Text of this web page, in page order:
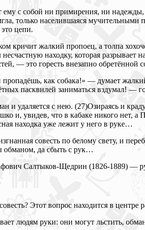
с собой ни примирения, ни
только населившаяся
цепи.
жалкий пропоец, а толпа
находку, которая
— это горесть внезапно обретённой
пропадёшь, как собака!» — думает
пасквилей заниматься вздумал! —
и удаляется с нею. (27)Озираясь и
и, увидев, что в кабаке никого нет,
находка уже лежит у него в руке…
совесть по белому свету, и
обманом, да сбыть с рук…
Салтыков-Щедрин (1826-1889) —
Этот вопрос находится в
людям руки: они могут льстить,